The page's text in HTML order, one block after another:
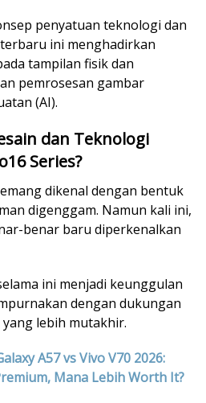
penyatuan teknologi dan
ini menghadirkan
tampilan fisik dan
pemrosesan gambar
(AI).
dan Teknologi
Series?
dikenal dengan bentuk
digenggam. Namun kali ini,
benar baru diperkenalkan
ini menjadi keunggulan
dengan dukungan
lebih mutakhir.
A57 vs Vivo V70 2026:
Mana Lebih Worth It?